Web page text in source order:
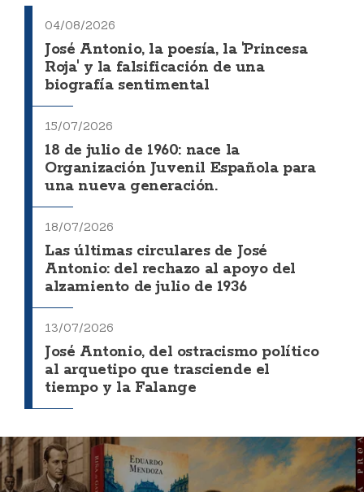
04/08/2026
José Antonio, la poesía, la 'Princesa
Roja' y la falsificación de una
biografía sentimental
15/07/2026
18 de julio de 1960: nace la
Organización Juvenil Española para
una nueva generación.
18/07/2026
Las últimas circulares de José
Antonio: del rechazo al apoyo del
alzamiento de julio de 1936
13/07/2026
José Antonio, del ostracismo político
al arquetipo que trasciende el
tiempo y la Falange